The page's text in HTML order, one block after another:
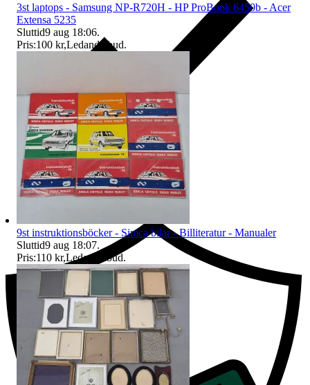
Ersättning om du inte får din vara
3st laptops - Samsung NP-R720H - HP ProBook 6450b - Acer
Extensa 5235
Sluttid9 aug 18:06.
Pris:100 kr,Ledande bud.
9st instruktionsböcker - Simca bilar - Billiteratur - Manualer
Sluttid9 aug 18:07.
Pris:110 kr,Ledande bud.